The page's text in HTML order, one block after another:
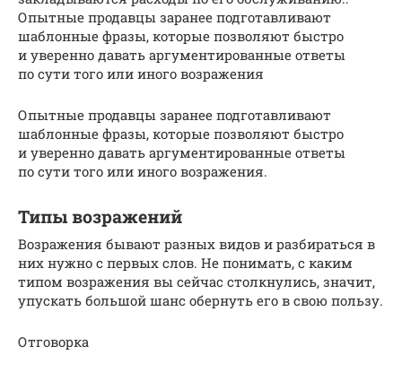
Опытные продавцы заранее подготавливают
шаблонные фразы, которые позволяют быстро
и уверенно давать аргументированные ответы
по сути того или иного возражения
Опытные продавцы заранее подготавливают
шаблонные фразы, которые позволяют быстро
и уверенно давать аргументированные ответы
по сути того или иного возражения.
Типы возражений
Возражения бывают разных видов и разбираться в
них нужно с первых слов. Не понимать, с каким
типом возражения вы сейчас столкнулись, значит,
упускать большой шанс обернуть его в свою пользу.
Отговорка